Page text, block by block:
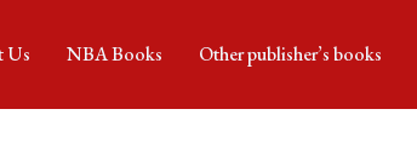
Us NBA Books Other publisher’s books